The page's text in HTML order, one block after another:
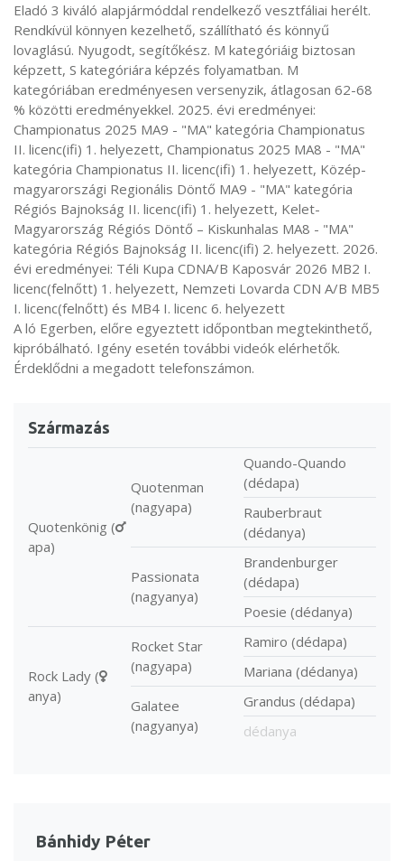
Eladó 3 kiváló alapjármóddal rendelkező vesztfáliai herélt.
Rendkívül könnyen kezelhető, szállítható és könnyű
lovaglású. Nyugodt, segítőkész. M kategóriáig biztosan
képzett, S kategóriára képzés folyamatban. M
kategóriában eredményesen versenyzik, átlagosan 62-68
% közötti eredményekkel. 2025. évi eredményei:
Championatus 2025 MA9 - "MA" kategória Championatus
II. licenc(ifi) 1. helyezett, Championatus 2025 MA8 - "MA"
kategória Championatus II. licenc(ifi) 1. helyezett, Közép-
magyarországi Regionális Döntő MA9 - "MA" kategória
Régiós Bajnokság II. licenc(ifi) 1. helyezett, Kelet-
Magyarország Régiós Döntő – Kiskunhalas MA8 - "MA"
kategória Régiós Bajnokság II. licenc(ifi) 2. helyezett. 2026.
évi eredményei: Téli Kupa CDNA/B Kaposvár 2026 MB2 I.
licenc(felnőtt) 1. helyezett, Nemzeti Lovarda CDN A/B MB5
I. licenc(felnőtt) és MB4 I. licenc 6. helyezett
A ló Egerben, előre egyeztett időpontban megtekinthető,
kipróbálható. Igény esetén további videók elérhetők.
Érdeklődni a megadott telefonszámon.
Származás
Quotenkönig (
apa)
Quotenman
(nagyapa)
Quando-Quando
(dédapa)
Rauberbraut
(dédanya)
Passionata
(nagyanya)
Brandenburger
(dédapa)
Poesie (dédanya)
Rock Lady (
anya)
Rocket Star
(nagyapa)
Ramiro (dédapa)
Mariana (dédanya)
Galatee
(nagyanya)
Grandus (dédapa)
dédanya
Bánhidy Péter